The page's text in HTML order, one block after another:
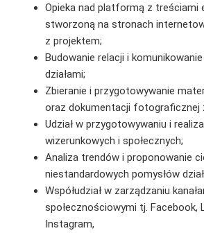
Opieka nad platformą z treściami
stworzoną na stronach
z projektem;
Budowanie relacji i
działami;
Zbieranie i przygotowywanie
oraz dokumentacji fotograficznej
Udział w przygotowywaniu i
wizerunkowych i społecznych;
Analiza trendów i proponowanie
niestandardowych pomysłów
Współudział w zarządzaniu
społecznościowymi tj. Facebook,
Instagram,